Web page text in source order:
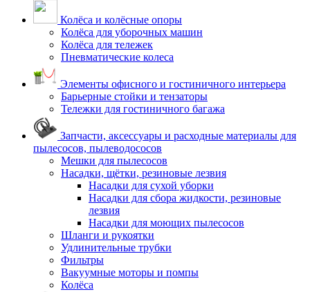
Колёса и колёсные опоры
Колёса для уборочных машин
Колёса для тележек
Пневматические колеса
Элементы офисного и гостиничного интерьера
Барьерные стойки и тензаторы
Тележки для гостиничного багажа
Запчасти, аксессуары и расходные материалы для
пылесосов, пылеводососов
Мешки для пылесосов
Насадки, щётки, резиновые лезвия
Насадки для сухой уборки
Насадки для сбора жидкости, резиновые
лезвия
Насадки для моющих пылесосов
Шланги и рукоятки
Удлинительные трубки
Фильтры
Вакуумные моторы и помпы
Колёса